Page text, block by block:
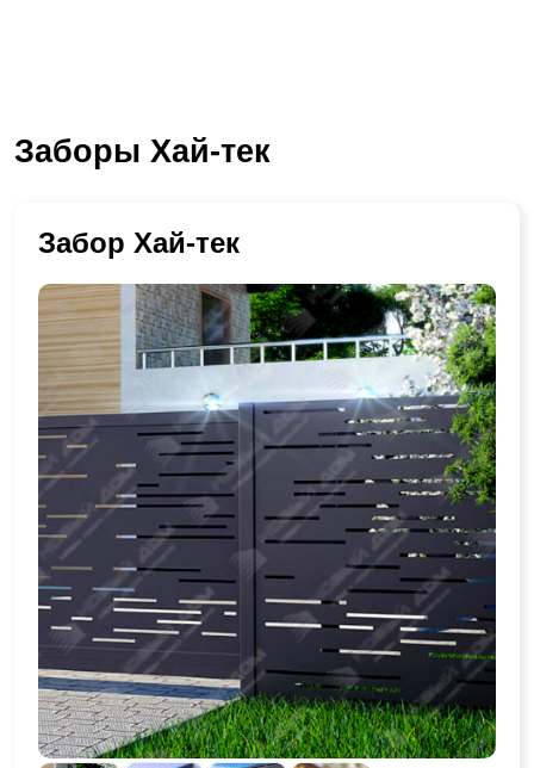
Заборы Хай-тек
Забор Хай-тек